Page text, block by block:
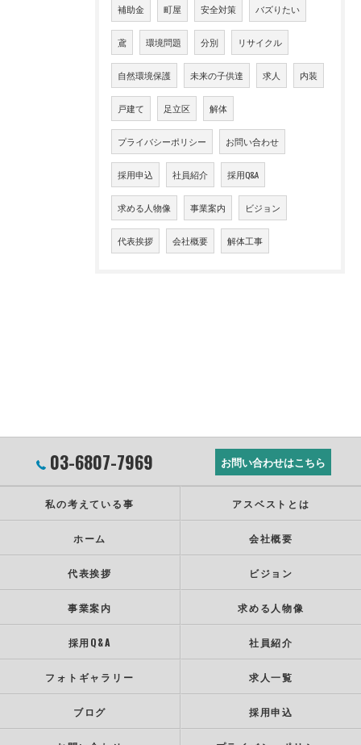
補助金 町屋 安全対策 バズりたい
鳶 環境問題 分別 リサイクル
自然環境保護 未来の子供達 求人 内装
戸建て 足立区 解体
プライバシーポリシー お問い合わせ
採用申込 社員紹介 採用Q&A
求める人物像 事業案内 ビジョン
代表挨拶 会社概要 解体工事
03-6807-7969 お問い合わせはこちら
私の考えている事 アスベストとは
ホーム 会社概要
代表挨拶 ビジョン
事業案内 求める人物像
採用Q&A 社員紹介
フォトギャラリー 求人一覧
ブログ 採用申込